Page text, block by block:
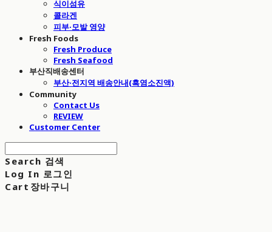
식이섬유
콜라겐
피부·모발 영양
Fresh Foods
Fresh Produce
Fresh Seafood
부산직배송센터
부산·전지역 배송안내(흑염소진액)
Community
Contact Us
REVIEW
Customer Center
Search 검색
Log In 로그인
Cart 장바구니